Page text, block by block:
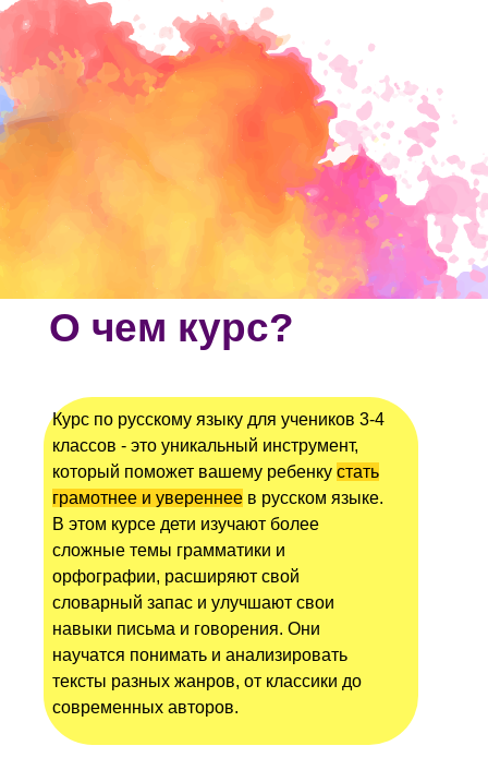
О чем курс?
Курс по русскому языку для учеников 3-4
классов - это уникальный инструмент,
который поможет вашему ребенку стать
грамотнее и увереннее в русском языке.
В этом курсе дети изучают более
сложные темы грамматики и
орфографии, расширяют свой
словарный запас и улучшают свои
навыки письма и говорения. Они
научатся понимать и анализировать
тексты разных жанров, от классики до
современных авторов.